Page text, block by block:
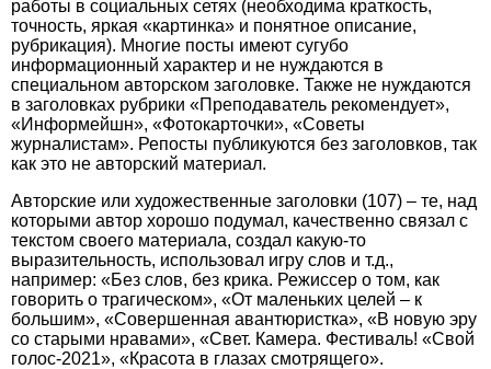
работы в социальных сетях (необходима краткость,
точность, яркая «картинка» и понятное описание,
рубрикация). Многие посты имеют сугубо
информационный характер и не нуждаются в
специальном авторском заголовке. Также не нуждаются
в заголовках рубрики «Преподаватель рекомендует»,
«Информейшн», «Фотокарточки», «Советы
журналистам». Репосты публикуются без заголовков, так
как это не авторский материал.
Авторские или художественные заголовки (107) – те, над
которыми автор хорошо подумал, качественно связал с
текс­том своего материала, создал какую-то
выразительность, использовал игру слов и т.д.,
например: «Без слов, без крика. Режиссер о том, как
говорить о трагическом», «От маленьких целей – к
большим», «Совершенная авантюристка», «В новую эру
со старыми нравами», «Свет. Камера. Фестиваль! «Свой
голос-2021», «Красота в глазах смотрящего».